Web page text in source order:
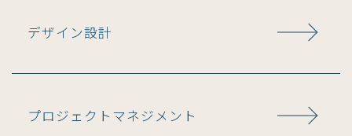
デザイン設計
プロジェクトマネジメント